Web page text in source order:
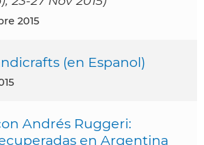
2015
(en Espanol)
Andrés Ruggeri:
en Argentina